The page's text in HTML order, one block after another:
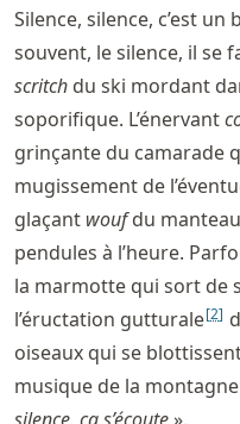
Silence, silence, c’est
souvent, le silence, il se
scritch du ski mordant
soporifique. L’énervant
grinçante du camarade
mugissement de
glaçant woufdu
pendules à l’heure.
la marmotte qui sort de
l’éructation gutturale[2]
oiseaux qui se
musique de la